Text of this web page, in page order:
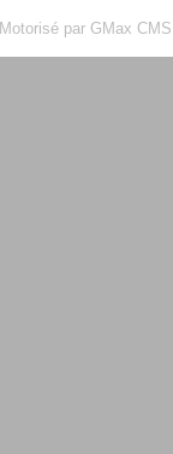
Motorisé par GMax